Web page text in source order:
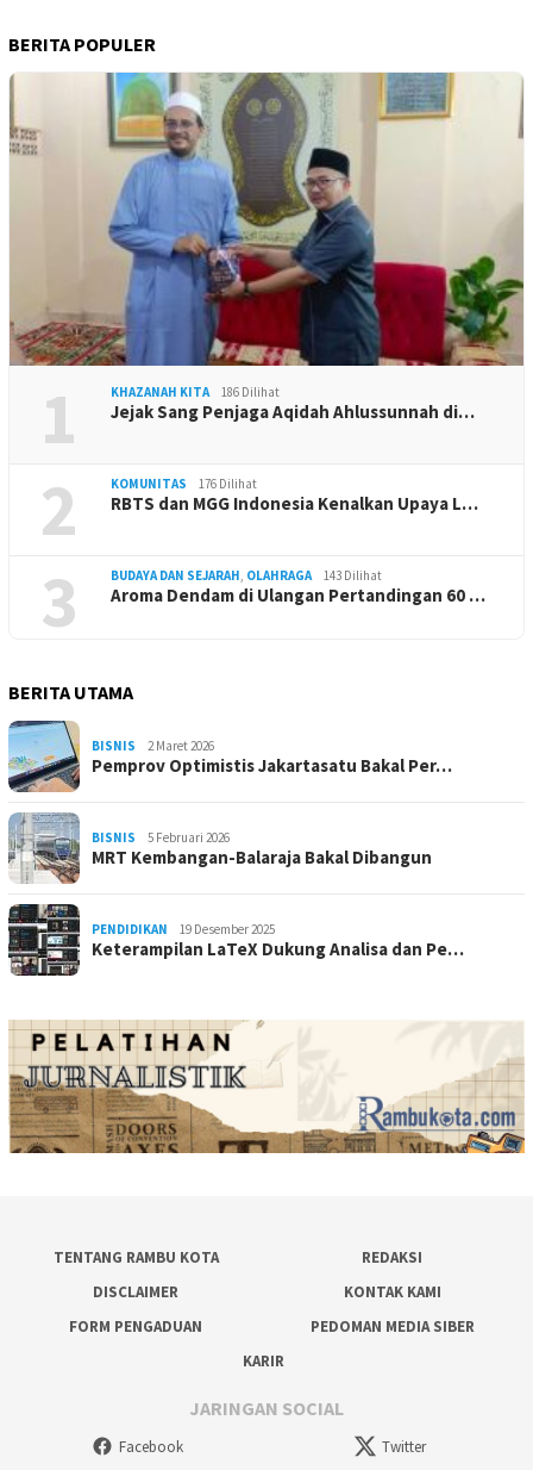
BERITA POPULER
1 KHAZANAH KITA 186 Dilihat
Jejak Sang Penjaga Aqidah Ahlussunnah di…
2 KOMUNITAS 176 Dilihat
RBTS dan MGG Indonesia Kenalkan Upaya L…
3 BUDAYA DAN SEJARAH, OLAHRAGA 143 Dilihat
Aroma Dendam di Ulangan Pertandingan 60 …
BERITA UTAMA
BISNIS 2 Maret 2026
Pemprov Optimistis Jakartasatu Bakal Per…
BISNIS 5 Februari 2026
MRT Kembangan-Balaraja Bakal Dibangun
PENDIDIKAN 19 Desember 2025
Keterampilan LaTeX Dukung Analisa dan Pe…
TENTANG RAMBU KOTA
REDAKSI
DISCLAIMER
KONTAK KAMI
FORM PENGADUAN
PEDOMAN MEDIA SIBER
KARIR
JARINGAN SOCIAL
Facebook Twitter